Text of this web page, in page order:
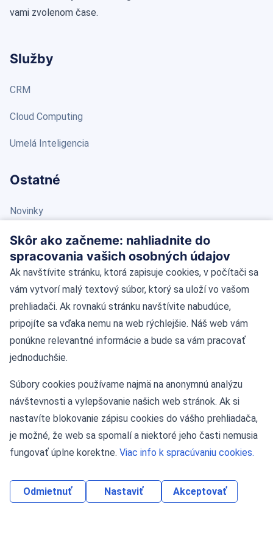
vami zvolenom čase.
Služby
CRM
Cloud Computing
Umelá Inteligencia
Ostatné
Novinky
Blog
Kontakt
Kontaktné údaje
Námestie Slobody 11, 81106 Bratislava
Tel: +421-2-55424622
Mobil: 0908 036 873
Skôr ako začneme: nahliadnite do
spracovania vašich osobných údajov
Ak navštívite stránku, ktorá zapisuje cookies, v počítači sa
vám vytvorí malý textový súbor, ktorý sa uloží vo vašom
prehliadači. Ak rovnakú stránku navštívite nabudúce,
pripojíte sa vďaka nemu na web rýchlejšie. Náš web vám
ponúkne relevantné informácie a bude sa vám pracovať
jednoduchšie.
Súbory cookies používame najmä na anonymnú analýzu
návštevnosti a vylepšovanie našich web stránok. Ak si
nastavíte blokovanie zápisu cookies do vášho prehliadača,
je možné, že web sa spomalí a niektoré jeho časti nemusia
fungovať úplne korektne. Viac info k spracúvaniu cookies.
Odmietnuť Nastaviť Akceptovať